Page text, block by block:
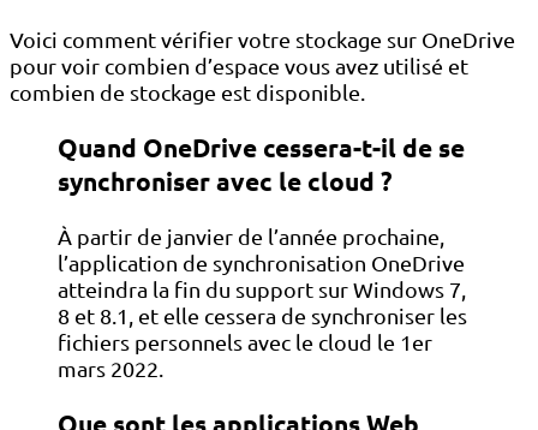
Voici comment vérifier votre stockage sur OneDrive
pour voir combien d’espace vous avez utilisé et
combien de stockage est disponible.
Quand OneDrive cessera-t-il de se
synchroniser avec le cloud ?
À partir de janvier de l’année prochaine,
l’application de synchronisation OneDrive
atteindra la fin du support sur Windows 7,
8 et 8.1, et elle cessera de synchroniser les
fichiers personnels avec le cloud le 1er
mars 2022.